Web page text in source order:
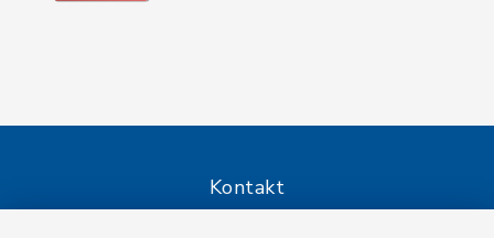
Kontakt